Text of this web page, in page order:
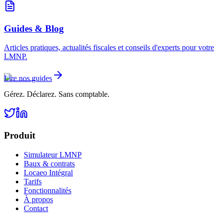
Guides & Blog
Articles pratiques, actualités fiscales et conseils d'experts pour votre
LMNP.
Lire nos guides
Gérez. Déclarez. Sans comptable.
Produit
Simulateur LMNP
Baux & contrats
Locaeo Intégral
Tarifs
Fonctionnalités
À propos
Contact